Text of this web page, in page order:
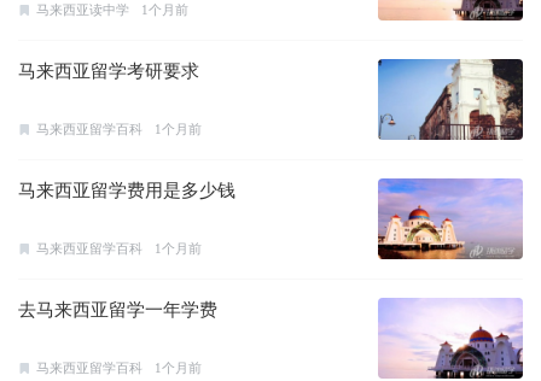
马来西亚读中学 1个月前
马来西亚留学考研要求
马来西亚留学百科 1个月前
马来西亚留学费用是多少钱
马来西亚留学百科 1个月前
去马来西亚留学一年学费
马来西亚留学百科 1个月前